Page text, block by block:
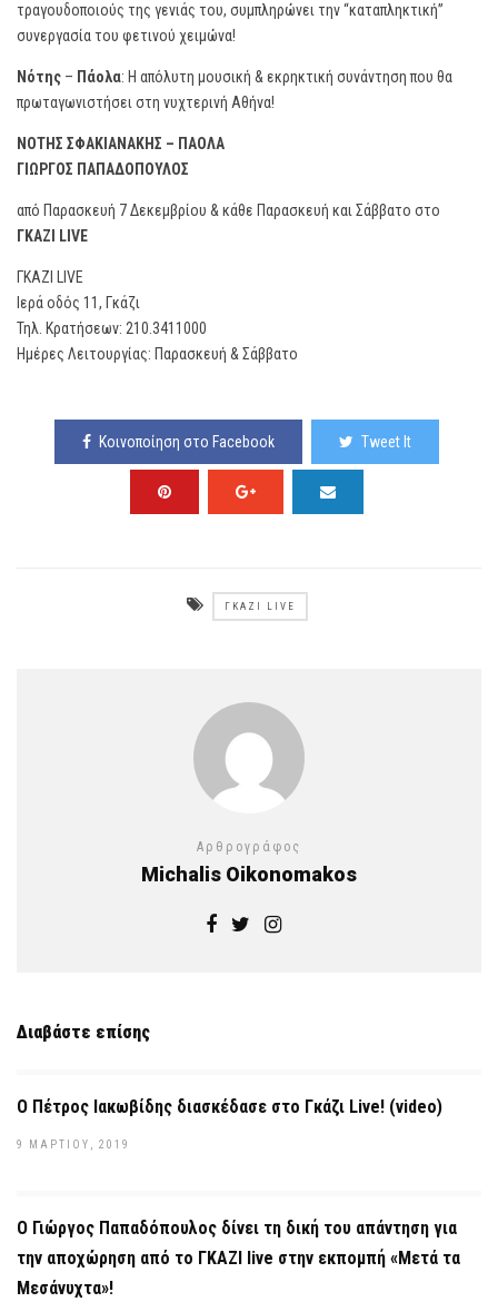
τραγουδοποιούς της γενιάς του, συμπληρώνει την “καταπληκτική”
συνεργασία του φετινού χειμώνα!
Νότης – Πάολα: Η απόλυτη μουσική & εκρηκτική συνάντηση που θα
πρωταγωνιστήσει στη νυχτερινή Αθήνα!
ΝΟΤΗΣ ΣΦΑΚΙΑΝΑΚΗΣ – ΠΑΟΛΑ
ΓΙΩΡΓΟΣ ΠΑΠΑΔΟΠΟΥΛΟΣ
από Παρασκευή 7 Δεκεμβρίου & κάθε Παρασκευή και Σάββατο στο
ΓΚΑΖΙ
LIVE
ΓΚΑΖΙ LIVE
Ιερά οδός 11, Γκάζι
Τηλ. Κρατήσεων: 210.3411000
Ημέρες Λειτουργίας: Παρασκευή & Σάββατο
Κοινοποίηση στο Facebook Tweet It
ΓΚΆΖΙ LIVE
Αρθρογράφος
Michalis Oikonomakos
Διαβάστε επίσης
Ο Πέτρος Ιακωβίδης διασκέδασε στο Γκάζι Live! (video)
9 ΜΑΡΤΊΟΥ, 2019
Ο Γιώργος Παπαδόπουλος δίνει τη δική του απάντηση για
την αποχώρηση από το ΓΚΑΖΙ live στην εκπομπή «Μετά τα
Μεσάνυχτα»!